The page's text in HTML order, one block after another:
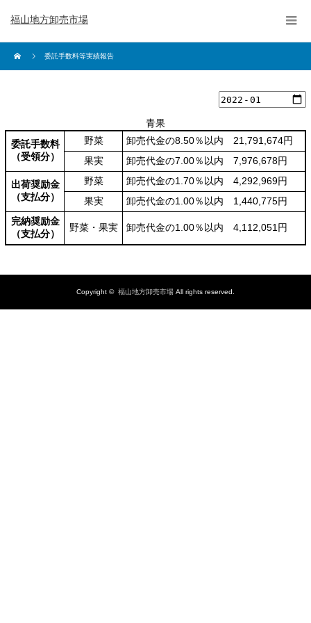
福山地方卸売市場
委託手数料等実績報告
青果
委託手数料
（受領分）
野菜
卸売代金の8.50％以内 21,791,674円
果実
卸売代金の7.00％以内 7,976,678円
出荷奨励金
（支払分）
野菜
卸売代金の1.70％以内 4,292,969円
果実
卸売代金の1.00％以内 1,440,775円
完納奨励金
（支払分）
野菜・果実 卸売代金の1.00％以内 4,112,051円
Copyright © 福山地方卸売市場 All rights reserved.